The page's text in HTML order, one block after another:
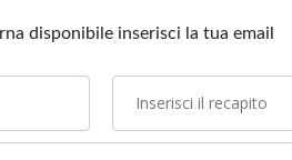
disponibile inserisci la tua email